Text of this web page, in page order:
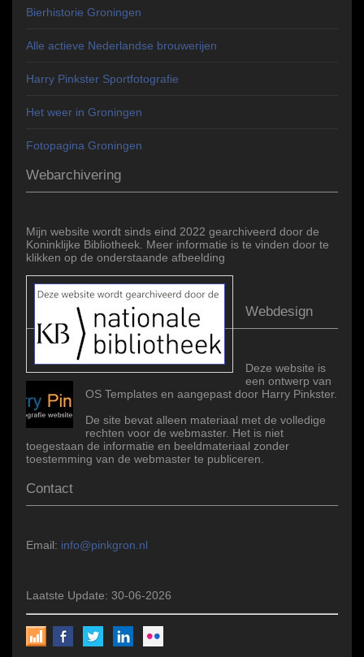
Bierhistorie Groningen
Alle actieve Nederlandse brouwerijen
Harry Pinkster Sportfotografie
Het weer in Groningen
Fotopagina Groningen
Webarchivering
Mijn website wordt sinds eind 2022 gearchiveerd door de
Koninklijke Bibliotheek. Meer informatie is te vinden door te
klikken op de onderstaande afbeelding
Webdesign
Deze website is
een ontwerp van
OS Templates en aangepast door Harry Pinkster.
De site bevat alleen materiaal met de volledige
rechten voor de webmaster. Het is niet
toegestaan de informatie en beeldmateriaal zonder
toestemming van de webmaster te publiceren.
Contact
Email: info@pinkgron.nl
Laatste Update: 30-06-2026